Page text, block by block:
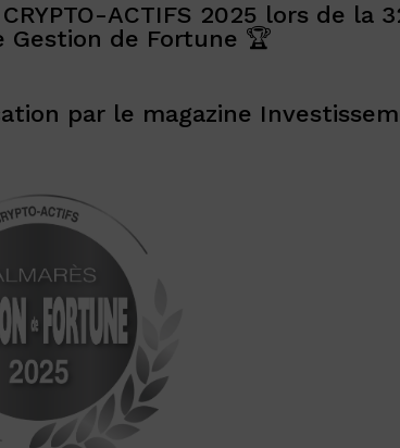
ACTIFS 2025 lors de la
Gestion de Fortune 🏆
par le magazine